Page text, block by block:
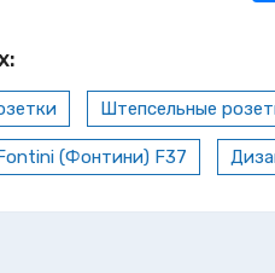
Штепсельные
(Фонтини) F37